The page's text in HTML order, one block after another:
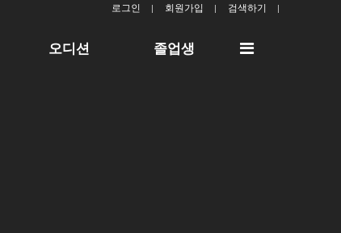
로그인 회원가입 검색하기
오디션 졸업생
전